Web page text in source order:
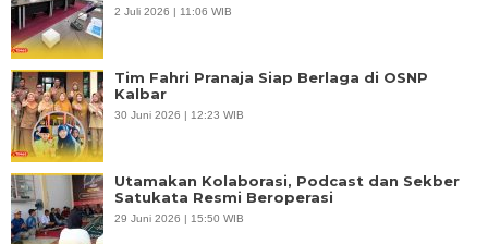
2 Juli 2026 | 11:06 WIB
Tim Fahri Pranaja Siap Berlaga di OSNP
Kalbar
30 Juni 2026 | 12:23 WIB
Utamakan Kolaborasi, Podcast dan Sekber
Satukata Resmi Beroperasi
29 Juni 2026 | 15:50 WIB